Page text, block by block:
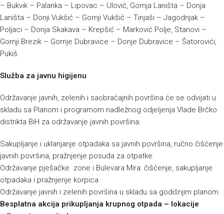
– Bukvik – Palanka – Lipovac – Ulović, Gornja Laništa – Donja
Laništa – Donji Vukšić – Gornji Vukšić – Tinjaši – Jagodnjak –
Poljaci – Donja Skakava – Krepšić – Marković Polje, Stanovi –
Gornji Brezik – Gornje Dubravice – Donje Dubravice – Šatorovići,
Pukiš.
Služba za javnu higijenu
Održavanje javnih, zelenih i saobraćajnih površina će se odvijati u
skladu sa Planom i programom nadležnog odjeljenja Vlade Brčko
distrikta BiH za održavanje javnih površina:
Sakupljanje i uklanjanje otpadaka sa javnih površina, ručno čišćenje
javnih površina, pražnjenje posuda za otpatke.
Održavanje pješačke zone i Bulevara Mira: čišćenje, sakupljanje
otpadaka i pražnjenje korpica
Održavanje javnih i zelenih površina u skladu sa godišnjim planom
Besplatna akcija prikupljanja krupnog otpada – lokacije